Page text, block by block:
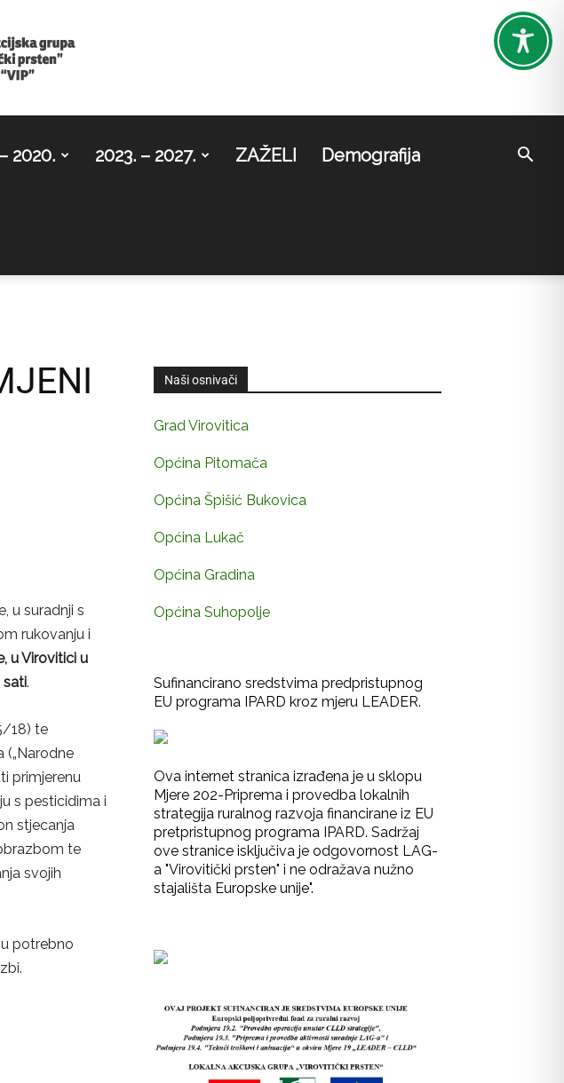
2020. 2023. – 2027. ZAŽELI Demografija
u suradnji s
rukovanju i
u Virovitici u
sati.
18) te
(„Narodne
primjerenu
s pesticidima i
stjecanja
te
svojih
potrebno
Naši osnivači
Grad Virovitica
Općina Pitomača
Općina Špišić Bukovica
Općina Lukač
Općina Gradina
Općina Suhopolje
Sufinancirano sredstvima predpristupnog
EU programa IPARD kroz mjeru LEADER.
Ova internet stranica izrađena je u sklopu
Mjere 202-Priprema i provedba lokalnih
strategija ruralnog razvoja financirane iz EU
pretpristupnog programa IPARD. Sadržaj
ove stranice isključiva je odgovornost LAG-
a "Virovitički prsten" i ne odražava nužno
stajališta Europske unije".